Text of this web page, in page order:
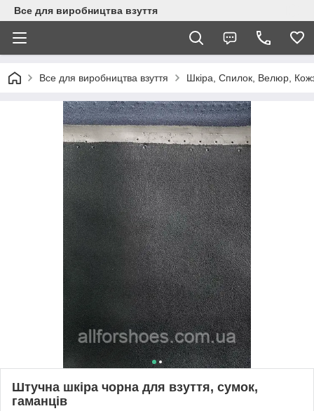
Все для виробництва взуття
Все для виробництва взуття Шкіра, Спилок, Велюр,
Штучна шкіра чорна для взуття, сумок,
гаманців